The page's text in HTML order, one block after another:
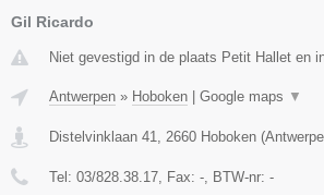
Gil Ricardo
Niet gevestigd in de plaats Petit Hallet en
Antwerpen » Hoboken | Google maps ▼
Distelvinklaan 41 2660 Hoboken (
Tel: 03/828.38.17 , Fax: - , BTW-nr: -